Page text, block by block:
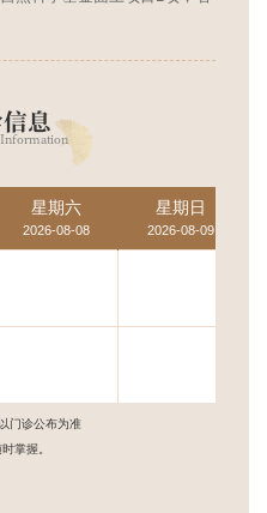
息
星期六
2026-08-08
星期日
2026-08-09
门诊公布为准
掌握。